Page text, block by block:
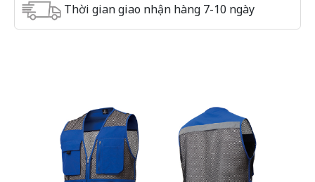
Thời gian giao nhận hàng 7-10 ngày